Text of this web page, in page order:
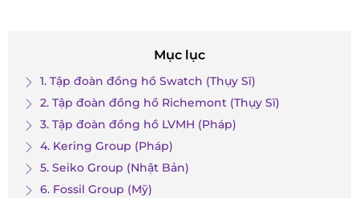
Mục lục
1. Tập đoàn đồng hồ Swatch (Thụy Sĩ)
2. Tập đoàn đồng hồ Richemont (Thụy Sĩ)
3. Tập đoàn đồng hồ LVMH (Pháp)
4. Kering Group (Pháp)
5. Seiko Group (Nhật Bản)
6. Fossil Group (Mỹ)